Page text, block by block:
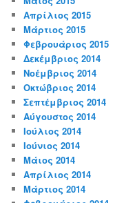
Απρίλιος 2015
Μάρτιος 2015
Φεβρουάριος 2015
Δεκέμβριος 2014
Νοέμβριος 2014
Οκτώβριος 2014
Σεπτέμβριος 2014
Αύγουστος 2014
Ιούλιος 2014
Ιούνιος 2014
Μάιος 2014
Απρίλιος 2014
Μάρτιος 2014